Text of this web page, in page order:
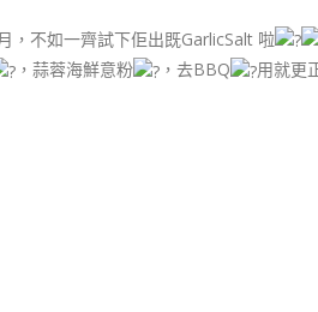
，不如一齊試下佢出既GarlicSalt 啦
，蒜蓉海鮮意粉 ，去BBQ 用就更